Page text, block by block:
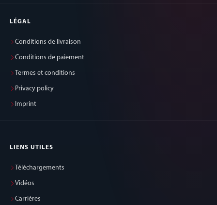
LÉGAL
Conditions de livraison
Conditions de paiement
Termes et conditions
Privacy policy
Imprint
LIENS UTILES
Téléchargements
Vidéos
Carrières